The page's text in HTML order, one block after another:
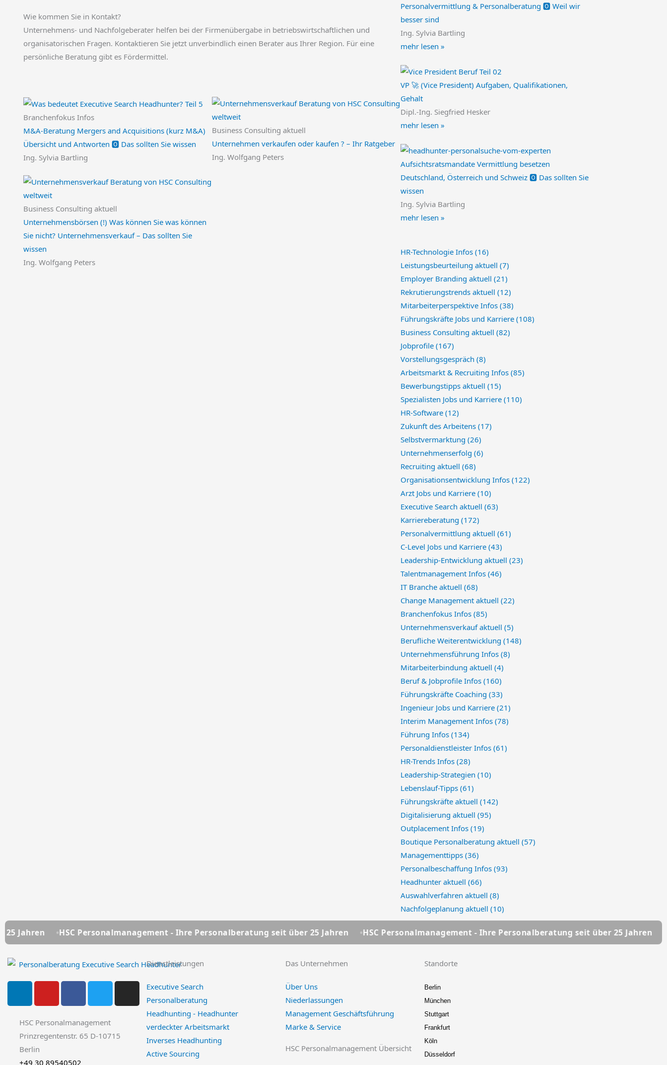
Wie kommen Sie in Kontakt?
Unternehmens- und Nachfolgeberater helfen bei der Firmenübergabe in betriebswirtschaftlichen und
organisatorischen Fragen. Kontaktieren Sie jetzt unverbindlich einen Berater aus Ihrer Region. Für eine
persönliche Beratung gibt es Fördermittel.
Branchenfokus Infos
M&A-Beratung Mergers and Acquisitions (kurz M&A)
Übersicht und Antworten 🅾️ Das sollten Sie wissen
Ing. Sylvia Bartling
Business Consulting aktuell
Unternehmen verkaufen oder kaufen ? – Ihr Ratgeber
Ing. Wolfgang Peters
Business Consulting aktuell
Unternehmensbörsen (!) Was können Sie was können
Sie nicht? Unternehmensverkauf – Das sollten Sie
wissen
Ing. Wolfgang Peters
Personalvermittlung & Personalberatung 🅾️ Weil wir
besser sind
Ing. Sylvia Bartling
mehr lesen »
VP 🚀 (Vice President) Aufgaben, Qualifikationen,
Gehalt
Dipl.-Ing. Siegfried Hesker
mehr lesen »
Aufsichtsratsmandate Vermittlung besetzen
Deutschland, Österreich und Schweiz 🅾️ Das sollten Sie
wissen
Ing. Sylvia Bartling
mehr lesen »
HR-Technologie Infos (16)
Leistungsbeurteilung aktuell (7)
Employer Branding aktuell (21)
Rekrutierungstrends aktuell (12)
Mitarbeiterperspektive Infos (38)
Führungskräfte Jobs und Karriere (108)
Business Consulting aktuell (82)
Jobprofile (167)
Vorstellungsgespräch (8)
Arbeitsmarkt & Recruiting Infos (85)
Bewerbungstipps aktuell (15)
Spezialisten Jobs und Karriere (110)
HR-Software (12)
Zukunft des Arbeitens (17)
Selbstvermarktung (26)
Unternehmenserfolg (6)
Recruiting aktuell (68)
Organisationsentwicklung Infos (122)
Arzt Jobs und Karriere (10)
Executive Search aktuell (63)
Karriereberatung (172)
Personalvermittlung aktuell (61)
C-Level Jobs und Karriere (43)
Leadership-Entwicklung aktuell (23)
Talentmanagement Infos (46)
IT Branche aktuell (68)
Change Management aktuell (22)
Branchenfokus Infos (85)
Unternehmensverkauf aktuell (5)
Berufliche Weiterentwicklung (148)
Unternehmensführung Infos (8)
Mitarbeiterbindung aktuell (4)
Beruf & Jobprofile Infos (160)
Führungskräfte Coaching (33)
Ingenieur Jobs und Karriere (21)
Interim Management Infos (78)
Führung Infos (134)
Personaldienstleister Infos (61)
HR-Trends Infos (28)
Leadership-Strategien (10)
Lebenslauf-Tipps (61)
Führungskräfte aktuell (142)
Digitalisierung aktuell (95)
Outplacement Infos (19)
Boutique Personalberatung aktuell (57)
Managementtipps (36)
Personalbeschaffung Infos (93)
Headhunter aktuell (66)
Auswahlverfahren aktuell (8)
Nachfolgeplanung aktuell (10)
HSC Personalmanagement - Ihre Personalberatung seit über 25 Jahren HSC Personalmanagement - Ihre Personalberatung seit über 25 Jahren HSC
L
n
k
e
d
i
Y
u
t
u
e
F
c
e
b
o
T
i
t
t
I
s
HSC Personalmanagement
Prinzregentenstr. 65 D-10715
Berlin
+49 30 89540502
Dienstleistungen
Executive Search
Personalberatung
Headhunting - Headhunter
verdeckter Arbeitsmarkt
Inverses Headhunting
Active Sourcing
Das Unternehmen
Über Uns
Niederlassungen
Management Geschäftsführung
Marke & Service
HSC Personalmanagement Übersicht
Standorte
Berlin
München
Stuttgart
Frankfurt
Köln
Düsseldorf